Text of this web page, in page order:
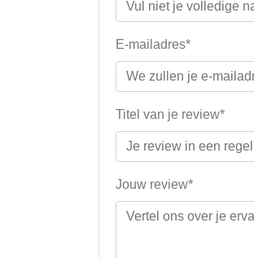
E-mailadres*
Titel van je review*
Jouw review*